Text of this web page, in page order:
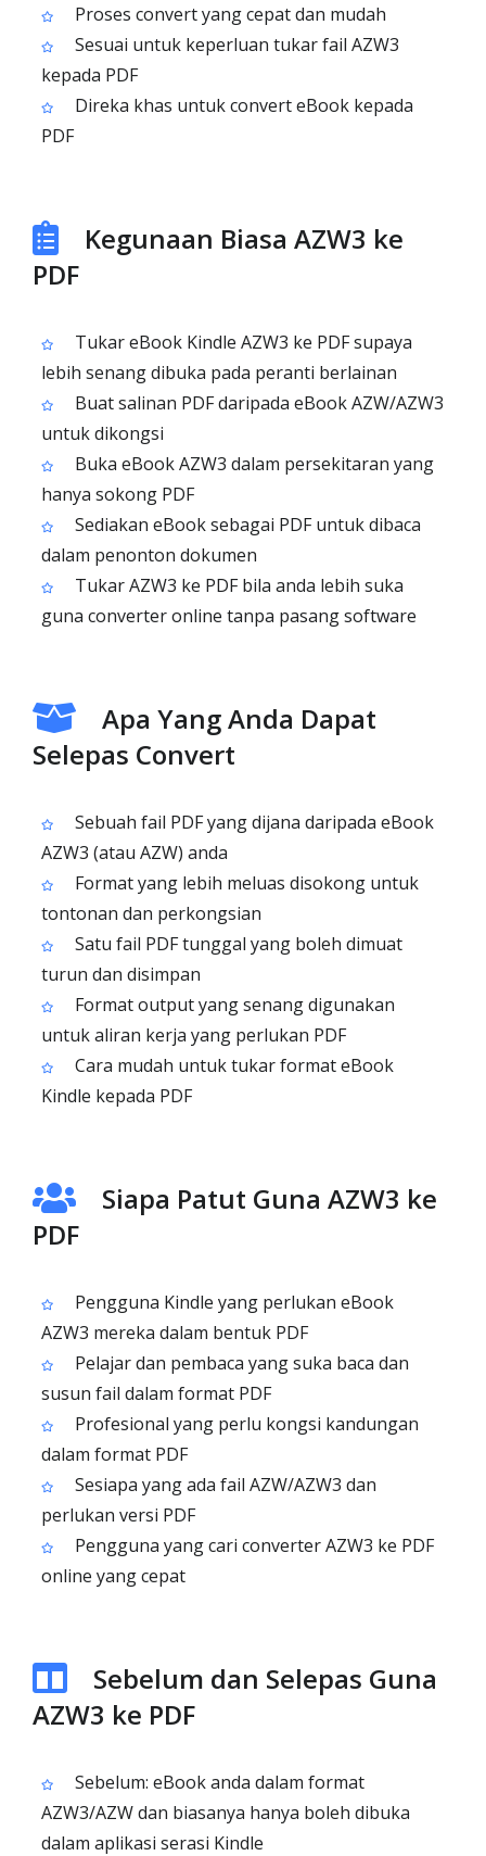
Proses convert yang cepat dan mudah
Sesuai untuk keperluan tukar fail AZW3
kepada PDF
Direka khas untuk convert eBook kepada
PDF
Kegunaan Biasa AZW3 ke
PDF
Tukar eBook Kindle AZW3 ke PDF supaya
lebih senang dibuka pada peranti berlainan
Buat salinan PDF daripada eBook AZW/AZW3
untuk dikongsi
Buka eBook AZW3 dalam persekitaran yang
hanya sokong PDF
Sediakan eBook sebagai PDF untuk dibaca
dalam penonton dokumen
Tukar AZW3 ke PDF bila anda lebih suka
guna converter online tanpa pasang software
Apa Yang Anda Dapat
Selepas Convert
Sebuah fail PDF yang dijana daripada eBook
AZW3 (atau AZW) anda
Format yang lebih meluas disokong untuk
tontonan dan perkongsian
Satu fail PDF tunggal yang boleh dimuat
turun dan disimpan
Format output yang senang digunakan
untuk aliran kerja yang perlukan PDF
Cara mudah untuk tukar format eBook
Kindle kepada PDF
Siapa Patut Guna AZW3 ke
PDF
Pengguna Kindle yang perlukan eBook
AZW3 mereka dalam bentuk PDF
Pelajar dan pembaca yang suka baca dan
susun fail dalam format PDF
Profesional yang perlu kongsi kandungan
dalam format PDF
Sesiapa yang ada fail AZW/AZW3 dan
perlukan versi PDF
Pengguna yang cari converter AZW3 ke PDF
online yang cepat
Sebelum dan Selepas Guna
AZW3 ke PDF
Sebelum: eBook anda dalam format
AZW3/AZW dan biasanya hanya boleh dibuka
dalam aplikasi serasi Kindle